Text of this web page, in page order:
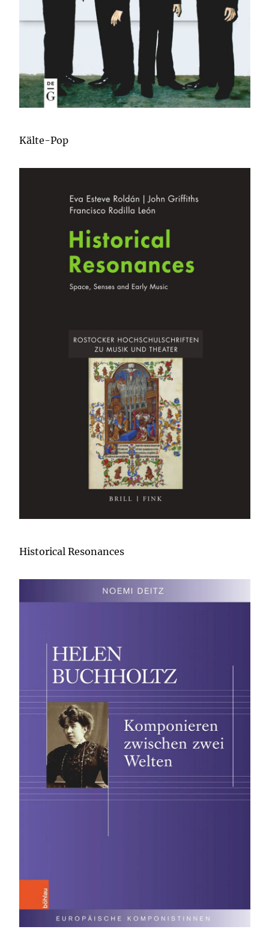
Kälte-Pop
Historical Resonances